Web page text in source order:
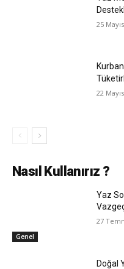
25
22
Nasıl Kullanırız ?
Genel
Yaz
27
Doğal